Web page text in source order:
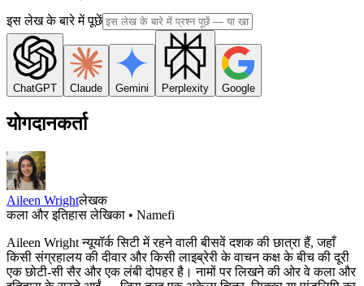
इस लेख के बारे में पूछें
ChatGPT Claude Gemini Perplexity Google
योगदानकर्ता
Aileen Wrightलेखक
कला और इतिहास लेखिका • Namefi
Aileen Wright न्यूयॉर्क सिटी में रहने वाली बीसवें दशक की छात्रा हैं, जहाँ
किसी संग्रहालय की दीवार और किसी लाइब्रेरी के वाचन कक्ष के बीच की दूरी
एक छोटी-सी सैर और एक लंबी दोपहर है। नामों पर लिखने की ओर वे कला और